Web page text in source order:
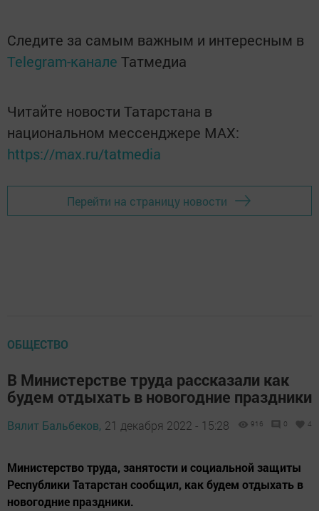
Следите за самым важным и интересным в
Telegram-канале Татмедиа
Читайте новости Татарстана в
национальном мессенджере MАХ:
https://max.ru/tatmedia
Перейти на страницу новости
ОБЩЕСТВО
В Министерстве труда рассказали как
будем отдыхать в новогодние праздники
Вялит Бальбеков, 21 декабря 2022 - 15:28 916 0 4
Министерство труда, занятости и социальной защиты
Республики Татарстан сообщил, как будем отдыхать в
новогодние праздники.